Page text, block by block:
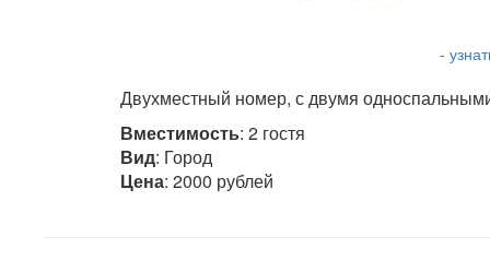
-
Двухместный номер, с двумя
Вместимость: 2 гостя
Вид: Город
Цена: 2000 рублей